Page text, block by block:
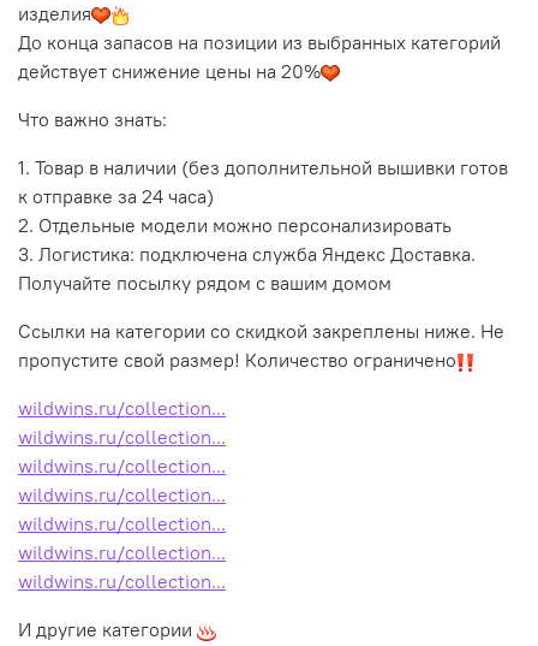
изделия
До конца запасов на позиции из выбранных категорий
действует снижение цены на 20%
Что важно знать:
1. Товар в наличии (без дополнительной вышивки готов
к отправке за 24 часа)
2. Отдельные модели можно персонализировать
3. Логистика: подключена служба Яндекс Доставка.
Получайте посылку рядом с вашим домом
Ссылки на категории со скидкой закреплены ниже. Не
пропустите свой размер! Количество ограничено
wildwins.ru/collection...
wildwins.ru/collection...
wildwins.ru/collection...
wildwins.ru/collection...
wildwins.ru/collection...
wildwins.ru/collection...
wildwins.ru/collection...
И другие категории